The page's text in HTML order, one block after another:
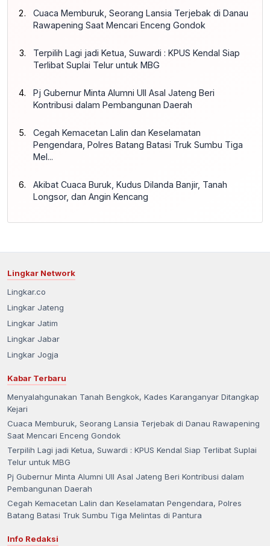
Cuaca Memburuk, Seorang Lansia Terjebak di Danau
Rawapening Saat Mencari Enceng Gondok
Terpilih Lagi jadi Ketua, Suwardi : KPUS Kendal Siap
Terlibat Suplai Telur untuk MBG
Pj Gubernur Minta Alumni UII Asal Jateng Beri
Kontribusi dalam Pembangunan Daerah
Cegah Kemacetan Lalin dan Keselamatan
Pengendara, Polres Batang Batasi Truk Sumbu Tiga
Mel...
Akibat Cuaca Buruk, Kudus Dilanda Banjir, Tanah
Longsor, dan Angin Kencang
Lingkar Network
Lingkar.co
Lingkar Jateng
Lingkar Jatim
Lingkar Jabar
Lingkar Jogja
Kabar Terbaru
Menyalahgunakan Tanah Bengkok, Kades Karanganyar Ditangkap
Kejari
Cuaca Memburuk, Seorang Lansia Terjebak di Danau Rawapening
Saat Mencari Enceng Gondok
Terpilih Lagi jadi Ketua, Suwardi : KPUS Kendal Siap Terlibat Suplai
Telur untuk MBG
Pj Gubernur Minta Alumni UII Asal Jateng Beri Kontribusi dalam
Pembangunan Daerah
Cegah Kemacetan Lalin dan Keselamatan Pengendara, Polres
Batang Batasi Truk Sumbu Tiga Melintas di Pantura
Info Redaksi